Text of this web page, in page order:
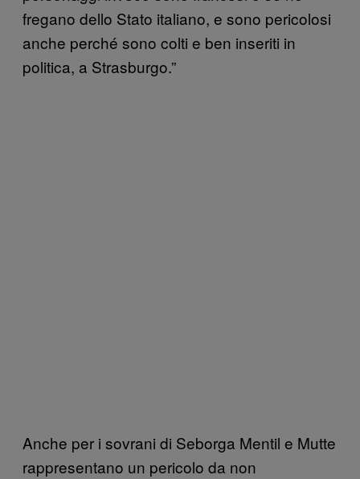
fregano dello Stato italiano, e sono pericolosi
anche perché sono colti e ben inseriti in
politica, a Strasburgo.”
Anche per i sovrani di Seborga Mentil e Mutte
rappresentano un pericolo da non